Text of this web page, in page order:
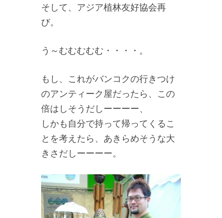
そして、アジア植林友好協会再
び。
う～むむむむむ・・・・。
もし、これがバンコクの行きつけ
のアンティーク屋だったら、この
倍はしそうだしーーーー、
しかも自分で持って帰ってくるこ
とを考えたら、あきらめそうな大
きさだしーーーー。